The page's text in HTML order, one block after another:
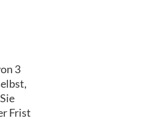
3
Frist